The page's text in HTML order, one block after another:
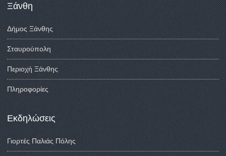
Ξάνθη
Δήμος Ξάνθης
Σταυρούπολη
Περιοχή Ξάνθης
Πληροφορίες
Εκδηλώσεις
Γιορτές Παλιάς Πόλης